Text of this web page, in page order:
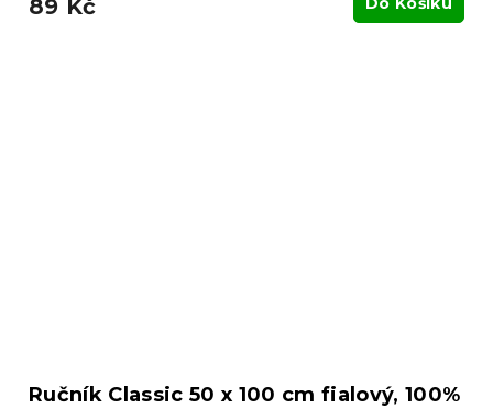
89 Kč
Ručník Classic 50 x 100 cm fialový, 100%